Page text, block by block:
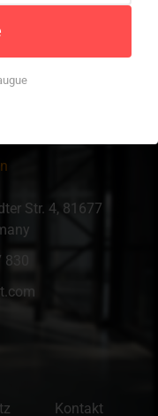
Str. 4, 81677
Kontakt